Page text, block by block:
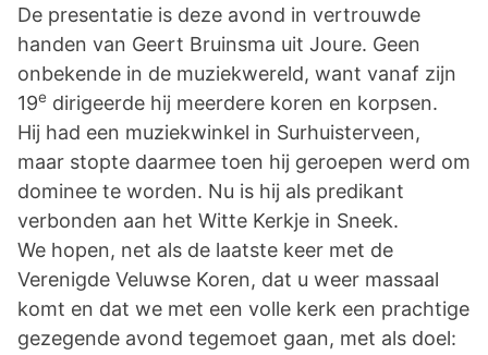
De presentatie is deze avond in vertrouwde
handen van Geert Bruinsma uit Joure. Geen
onbekende in de muziekwereld, want vanaf zijn
19e dirigeerde hij meerdere koren en korpsen.
Hij had een muziekwinkel in Surhuisterveen,
maar stopte daarmee toen hij geroepen werd om
dominee te worden. Nu is hij als predikant
verbonden aan het Witte Kerkje in Sneek.
We hopen, net als de laatste keer met de
Verenigde Veluwse Koren, dat u weer massaal
komt en dat we met een volle kerk een prachtige
gezegende avond tegemoet gaan, met als doel: